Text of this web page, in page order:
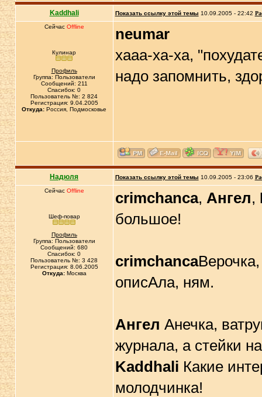
Kaddhali Показать ссылку этой темы 10.09.2005 - 22:42
Сейчас Offline
Кулинар
Профиль
Группа: Пользователи
Сообщений: 211
Спасибок: 0
Пользователь №: 2 824
Регистрация: 9.04.2005
Откуда: Россия, Подмосковье
neumar
хааа-ха-ха,
надо запомнить,
Надюля Показать ссылку этой темы 10.09.2005 - 23:06
Сейчас Offline
Шеф-повар
Профиль
Группа: Пользователи
Сообщений: 680
Спасибок: 0
Пользователь №: 3 428
Регистрация: 8.06.2005
Откуда:Москва
crimchanca, Ангел,
большое!
crimchanca
описАла, ням.
Ангел Анечка,
журнала, а стейки
Kaddhali Какие
молодчинка!